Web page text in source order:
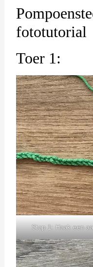
fototutorial
Toer 1:
Stap 1: Haak een